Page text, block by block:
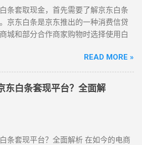
人资料也能够提高白条额度。您可以
息、联系方式等，这样能够增加您的
提高白条额度。 定期查看京东白条额
您需要定期查看自己的白条额度，并
料以及定期...
。这类平台通常承诺能够"帮助"消费者
定手续费。最终，平台和参与者都可
用卡套现：有部分人利用京东白条的
作不仅具有极高的风险，而且容易导
是为了互惠互利，但一旦出现问题，
纠纷。 京东白条套现的风险 套现行...
条本身是一种便捷的消费工具，但很
求时，往往会想方设法将其套现，用
东白条套现的最新方法有哪些呢？我
最直接的方式就是通过京东平台进行购
个过程需要选择一些相对保值且有一
电子产品、家电等。通过这种方式，
卖掉，获得现金。虽然这一方法相对
提供一个中介服务，帮助用户将京东
条套取现金，首先需要了解京东白条
京东白条是京东推出的一种消费信贷
城和部分合作商家购物时选择使用白
可以先消费后还款，非常方便快捷。
现金，而不是直接在京东消费。这时
将京东白条的额度套现出来。以下是
买实物商品后退货：这是比较常见的
使用京东白条购买一些实物商品，然
项将会退回至您的白条账户余额中，
READ MORE »
东白条套现平台？全面解
条套现平台？全面解析 在如今的电商